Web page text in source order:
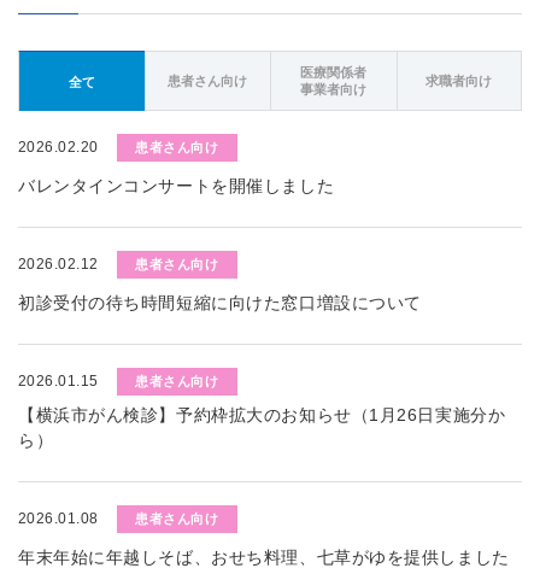
全て 患者さん向け
医療関係者
事業者向け
求職者向け
2026.02.20 患者さん向け
バレンタインコンサートを開催しました
2026.02.12 患者さん向け
初診受付の待ち時間短縮に向けた窓口増設について
2026.01.15 患者さん向け
【横浜市がん検診】予約枠拡大のお知らせ（1月26日実施分か
ら）
2026.01.08 患者さん向け
年末年始に年越しそば、おせち料理、七草がゆを提供しました